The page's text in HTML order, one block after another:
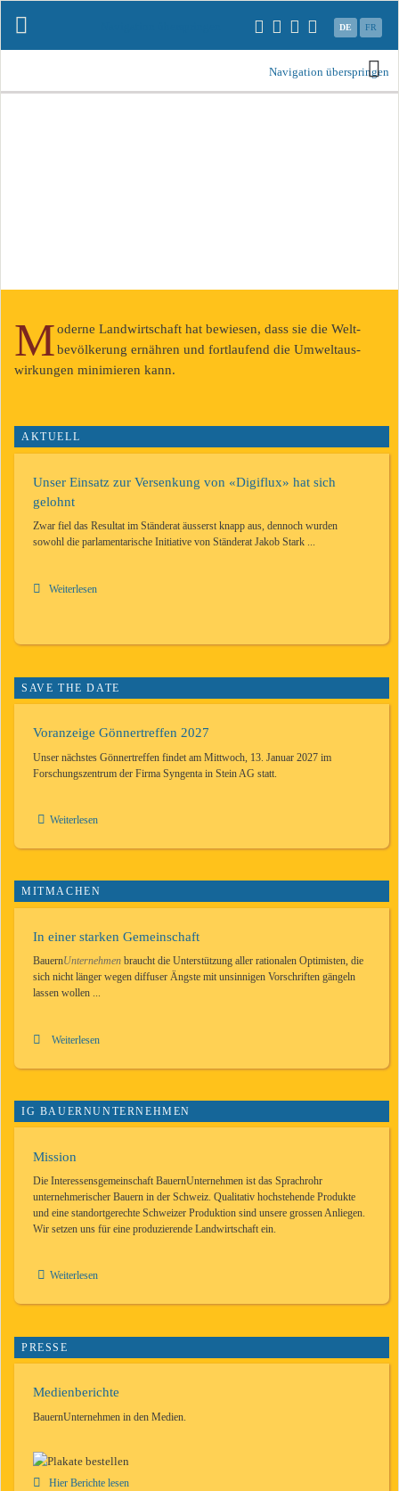
DE FR
Navigation überspringen
Moderne Landwirtschaft hat bewiesen, dass sie die Welt­
bevölkerung ernähren und fort­laufend die Um­welt­aus­
wirkungen mini­mieren kann.
AKTUELL
Unser Einsatz zur Versenkung von «Digiflux» hat sich
gelohnt
Zwar fiel das Resultat im Ständerat äusserst knapp aus, dennoch wurden
sowohl die parlamentarische Initiative von Ständerat Jakob Stark ...
Weiterlesen
SAVE THE DATE
Voranzeige Gönnertreffen 2027
Unser nächstes Gönnertreffen findet am Mittwoch, 13. Januar 2027 im
Forschungszentrum der Firma Syngenta in Stein AG statt.
Weiterlesen
MITMACHEN
In einer starken Gemeinschaft
BauernUnternehmen braucht die Unter­stützung aller rationalen Opti­misten, die
sich nicht länger wegen dif­fuser Ängste mit un­sin­nigen Vor­schrif­ten gängeln
lassen wollen ...
Weiterlesen
IG BAUERNUNTERNEHMEN
Mission
Die Interessensgemeinschaft BauernUnternehmen ist das Sprachrohr
unternehmerischer Bauern in der Schweiz. Qualitativ hochstehende Produkte
und eine standortgerechte Schweizer Produktion sind unsere grossen Anliegen.
Wir setzen uns für eine produzierende Landwirtschaft ein.
Weiterlesen
PRESSE
Medienberichte
BauernUnternehmen in den Medien.
Hier Berichte lesen